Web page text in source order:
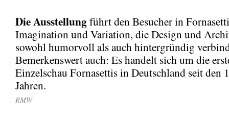
Die Ausstellungführt den Besucher in
Imagination und Variation, die Design und
sowohl humorvoll als auch hintergründig
Bemerkenswert auch: Es handelt sich um die
Einzelschau Fornasettis in Deutschland seit den
Jahren.
RMW